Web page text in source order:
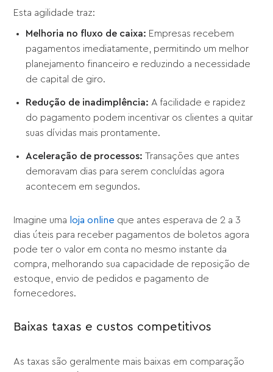
Esta agilidade traz:
Melhoria no fluxo de caixa: Empresas recebem
pagamentos imediatamente, permitindo um melhor
planejamento financeiro e reduzindo a necessidade
de capital de giro.
Redução de inadimplência: A facilidade e rapidez
do pagamento podem incentivar os clientes a quitar
suas dívidas mais prontamente.
Aceleração de processos:Transações que antes
demoravam dias para serem concluídas agora
acontecem em segundos.
Imagine uma loja online que antes esperava de 2 a 3
dias úteis para receber pagamentos de boletos agora
pode ter o valor em conta no mesmo instante da
compra, melhorando sua capacidade de reposição de
estoque, envio de pedidos e pagamento de
fornecedores.
Baixas taxas e custos competitivos
As taxas são geralmente mais baixas em comparação